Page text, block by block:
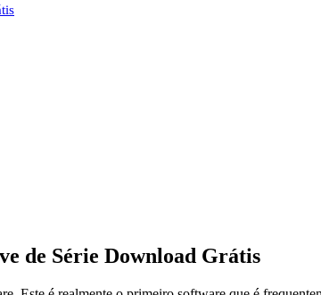
de Série Download Grátis